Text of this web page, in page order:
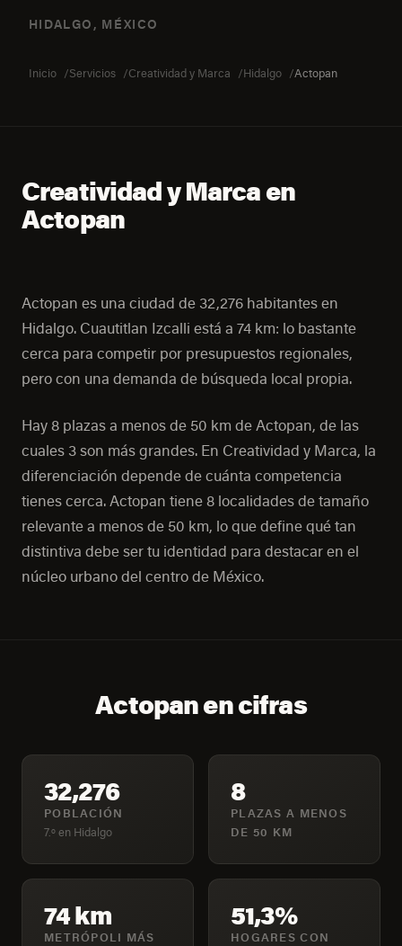
HIDALGO, MÉXICO
Inicio Servicios Creatividad y Marca Hidalgo Actopan
Creatividad y Marca en
Actopan
Actopan es una ciudad de 32,276 habitantes en
Hidalgo. Cuautitlan Izcalli está a 74 km: lo bastante
cerca para competir por presupuestos regionales,
pero con una demanda de búsqueda local propia.
Hay 8 plazas a menos de 50 km de Actopan, de las
cuales 3 son más grandes. En Creatividad y Marca, la
diferenciación depende de cuánta competencia
tienes cerca. Actopan tiene 8 localidades de tamaño
relevante a menos de 50 km, lo que define qué tan
distintiva debe ser tu identidad para destacar en el
núcleo urbano del centro de México.
Actopan en cifras
32,276
POBLACIÓN
7.º en Hidalgo
8
PLAZAS A MENOS
DE 50 KM
74 km
METRÓPOLI MÁS
51,3%
HOGARES CON